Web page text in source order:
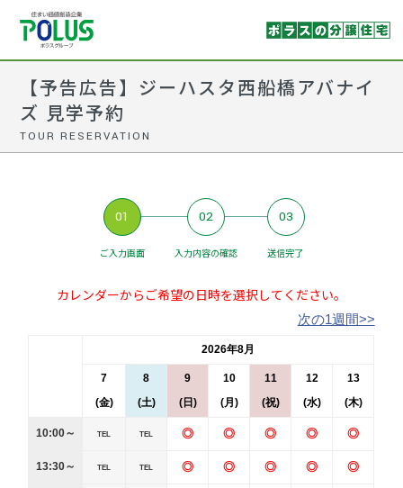
【予告広告】ジーハスタ西船橋アバナイ
ズ 見学予約
TOUR RESERVATION
01
ご入力画面
02
入力内容の確認
03
送信完了
カレンダーからご希望の日時を選択してください。
次の1週間>>
2026年8月
7
(金)
8
(土)
9
(日)
10
(月)
11
(祝)
12
(水)
13
(木)
10:00～ TEL TEL ◎ ◎ ◎ ◎ ◎
13:30～ TEL TEL ◎ ◎ ◎ ◎ ◎